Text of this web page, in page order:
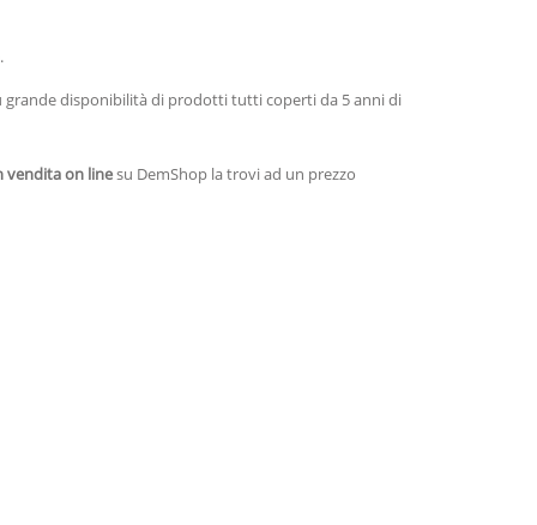
disponibilità di prodotti tutti coperti da 5 anni di
vendita on linesu DemShop la trovi ad un prezzo